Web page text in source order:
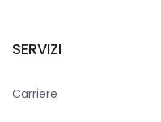
SERVIZI
Carriere